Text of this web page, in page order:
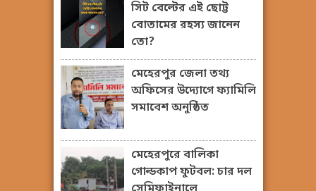
সিট বেল্টের এই ছোট্ট
বোতামের রহস্য জানেন
তো?
মেহেরপুর জেলা তথ্য
অফিসের উদ্যোগে ফ্যামিলি
সমাবেশ অনুষ্ঠিত
মেহেরপুরে বালিকা
গোল্ডকাপ ফুটবল: চার দল